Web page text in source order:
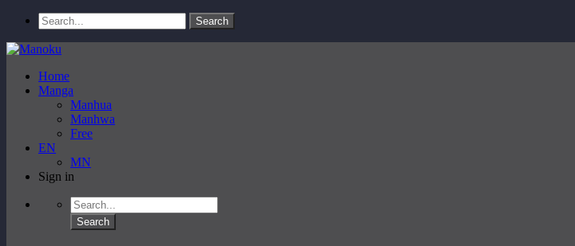
Home
Manga
Manhua
Manhwa
Free
EN
MN
Sign in